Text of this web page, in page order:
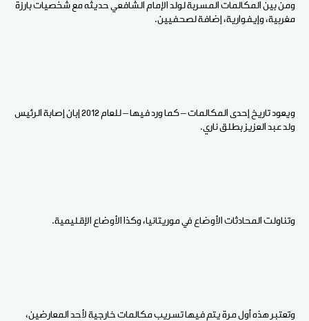
ومن بين المكالمات المسربة لولد الإمام الشافعي حديثه مع شخصيات بارزة
مغربية، وإيفوارية، إضافة لصحفيين.
ويعود تاريخ إحدى المكالمات – كما ورد فيها – للعام 2012 إبان إصابة الرئيس
ولد عبد العزيز بطلق ناري.
وتناولت المحادثات الأوضاع في موريتانيا، وكذا الأوضاع الإقليمية.
وتعتبر هذه أول مرة يتم فيها تسريب مكالمات خارجية لأحد المعارضين،